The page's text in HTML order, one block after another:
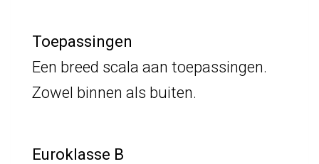
Toepassingen
Een breed scala aan toepassingen.
Zowel binnen als buiten.
Euroklasse B